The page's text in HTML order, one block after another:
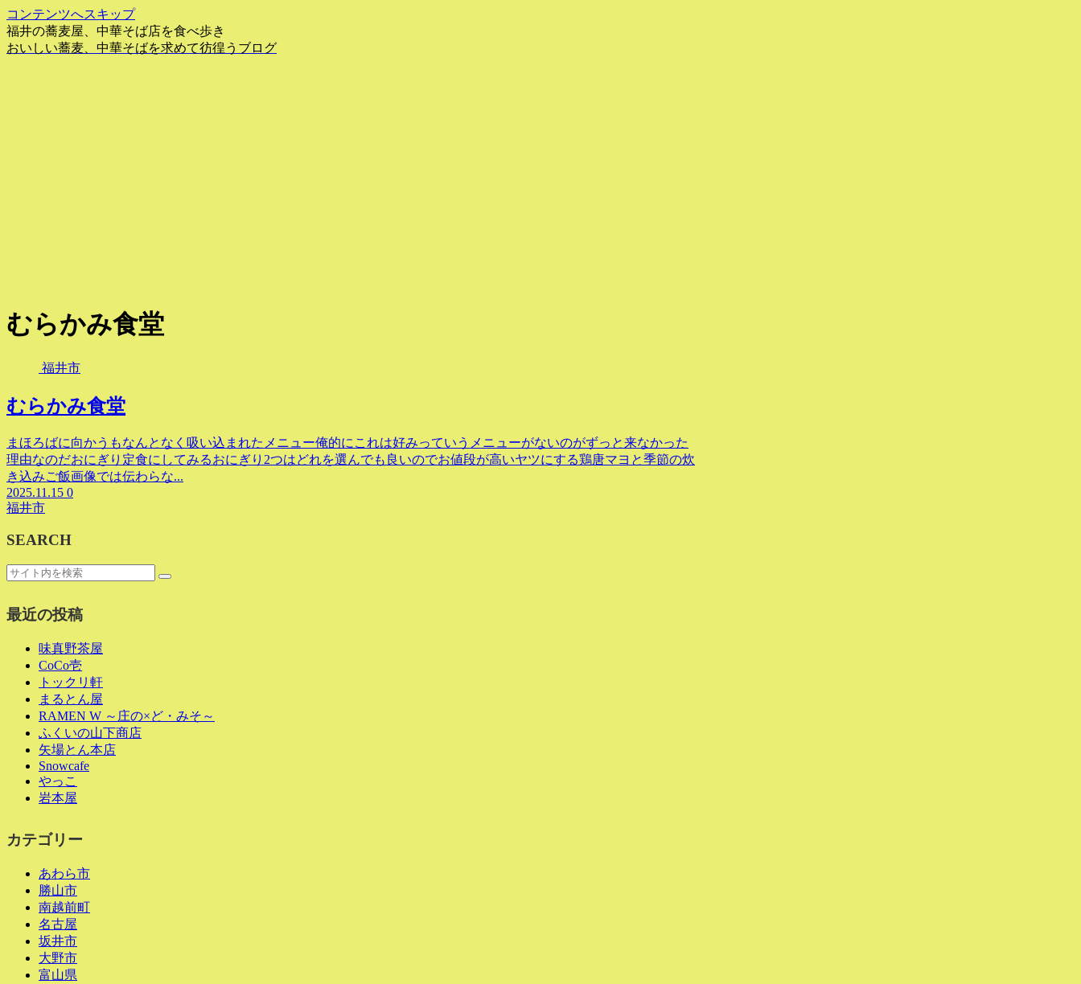
コンテンツへスキップ
福井の蕎麦屋、中華そば店を食べ歩き
おいしい蕎麦、中華そばを求めて彷徨うブログ
むらかみ食堂
福井市
むらかみ食堂
まほろばに向かうもなんとなく吸い込まれたメニュー俺的にこれは好みっていうメニューがないのがずっと来なかった
理由なのだおにぎり定食にしてみるおにぎり2つはどれを選んでも良いのでお値段が高いヤツにする鶏唐マヨと季節の炊
き込みご飯画像では伝わらな...
2025.11.15 0
福井市
SEARCH
最近の投稿
味真野茶屋
CoCo壱
トックリ軒
まるとん屋
RAMEN W ～庄の×ど・みそ～
ふくいの山下商店
矢場とん本店
Snowcafe
やっこ
岩本屋
カテゴリー
あわら市
勝山市
南越前町
名古屋
坂井市
大野市
富山県